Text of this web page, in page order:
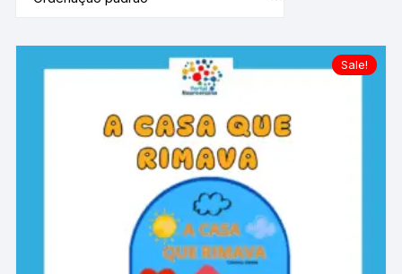
Sale!